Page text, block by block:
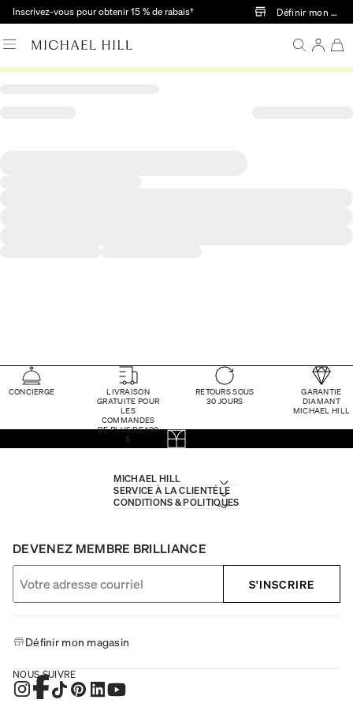
Passer au contenu principal
Inscrivez-vous pour obtenir 15 % de rabais† Définir mon
CONCIERGE
LIVRAISON
GRATUITE POUR
LES
COMMANDES
DE PLUS DE 100
$
RETOURS SOUS
30 JOURS
GARANTIE
DIAMANT
MICHAEL HILL
MICHAEL HILL
SERVICE À LA CLIENTÈLE
CONDITIONS & POLITIQUES
DEVENEZ MEMBRE BRILLIANCE
S'INSCRIRE
Définir mon magasin
NOUS SUIVRE